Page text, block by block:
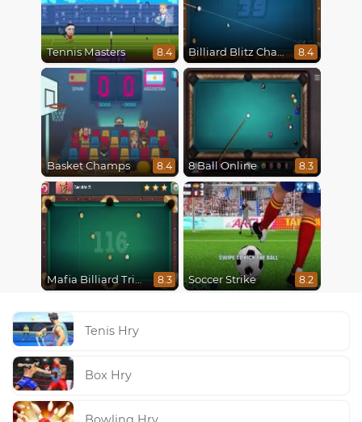
Tennis Masters 8.4 Billiard Blitz Challenge 8.4
Basket Champs 8.4 8 Ball Online 8.3
Mafia Billiard Tricks 8.3 Soccer Strike 8.2
Tenis Hry
Box Hry